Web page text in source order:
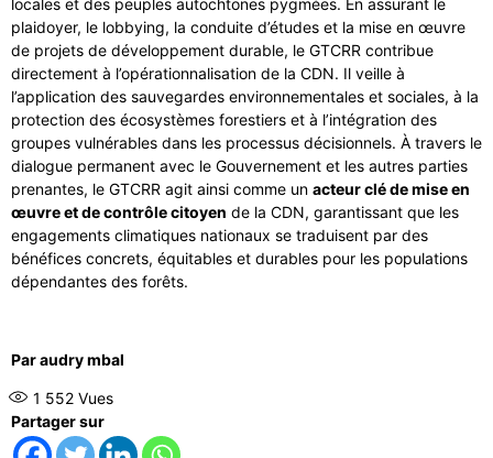
locales et des peuples autochtones pygmées. En assurant le
plaidoyer, le lobbying, la conduite d’études et la mise en œuvre
de projets de développement durable, le GTCRR contribue
directement à l’opérationnalisation de la CDN. Il veille à
l’application des sauvegardes environnementales et sociales, à la
protection des écosystèmes forestiers et à l’intégration des
groupes vulnérables dans les processus décisionnels. À travers le
dialogue permanent avec le Gouvernement et les autres parties
prenantes, le GTCRR agit ainsi comme un acteur clé de mise en
œuvre et de contrôle citoyen de la CDN, garantissant que les
engagements climatiques nationaux se traduisent par des
bénéfices concrets, équitables et durables pour les populations
dépendantes des forêts.
Par audry mbal
1 552 Vues
Partager sur